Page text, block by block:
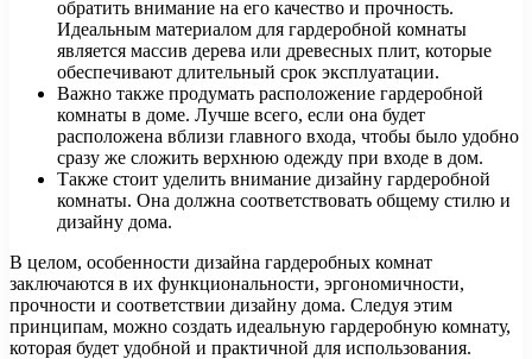
обратить внимание на его качество и прочность.
Идеальным материалом для гардеробной комнаты
является массив дерева или древесных плит, которые
обеспечивают длительный срок эксплуатации.
Важно также продумать расположение гардеробной
комнаты в доме. Лучше всего, если она будет
расположена вблизи главного входа, чтобы было удобно
сразу же сложить верхнюю одежду при входе в дом.
Также стоит уделить внимание дизайну гардеробной
комнаты. Она должна соответствовать общему стилю и
дизайну дома.
В целом, особенности дизайна гардеробных комнат
заключаются в их функциональности, эргономичности,
прочности и соответствии дизайну дома. Следуя этим
принципам, можно создать идеальную гардеробную комнату,
которая будет удобной и практичной для использования.